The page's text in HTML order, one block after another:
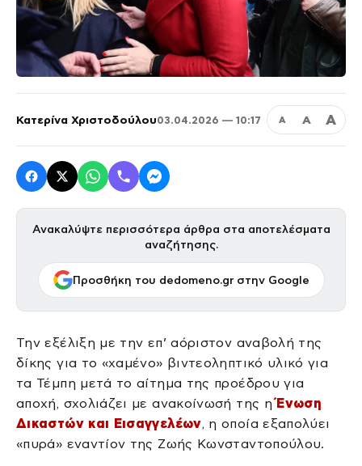
Κατερίνα Χριστοδούλου03.04.2026 — 10:17 Α Α Α
Ανακαλύψτε περισσότερα άρθρα στα αποτελέσματα
αναζήτησης.
Προσθήκη του dedomeno.gr στην Google
Την εξέλιξη με την επ’ αόριστον αναβολή της
δίκης για το «χαμένο» βιντεοληπτικό υλικό για
τα Τέμπη μετά το αίτημα της προέδρου για
αποχή, σχολιάζει με ανακοίνωσή της ηΈνωση
Δικαστών και Εισαγγελέων, η οποία εξαπολύει
«πυρά» εναντίον της Ζωής Κωνσταντοπούλου.